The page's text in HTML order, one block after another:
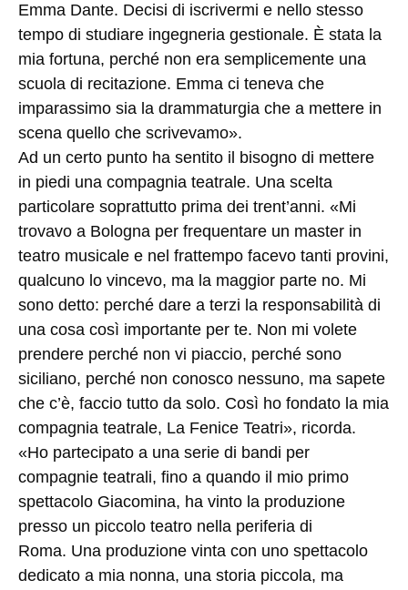
Emma Dante. Decisi di iscrivermi e nello stesso
tempo di studiare ingegneria gestionale. È stata la
mia fortuna, perché non era semplicemente una
scuola di recitazione. Emma ci teneva che
imparassimo sia la drammaturgia che a mettere in
scena quello che scrivevamo».
Ad un certo punto ha sentito il bisogno di mettere
in piedi una compagnia teatrale. Una scelta
particolare soprattutto prima dei trent’anni. «Mi
trovavo a Bologna per frequentare un master in
teatro musicale e nel frattempo facevo tanti provini,
qualcuno lo vincevo, ma la maggior parte no. Mi
sono detto: perché dare a terzi la responsabilità di
una cosa così importante per te. Non mi volete
prendere perché non vi piaccio, perché sono
siciliano, perché non conosco nessuno, ma sapete
che c’è, faccio tutto da solo. Così ho fondato la mia
compagnia teatrale, La Fenice Teatri», ricorda.
«Ho partecipato a una serie di bandi per
compagnie teatrali, fino a quando il mio primo
spettacolo Giacomina, ha vinto la produzione
presso un piccolo teatro nella periferia di
Roma. Una produzione vinta con uno spettacolo
dedicato a mia nonna, una storia piccola, ma